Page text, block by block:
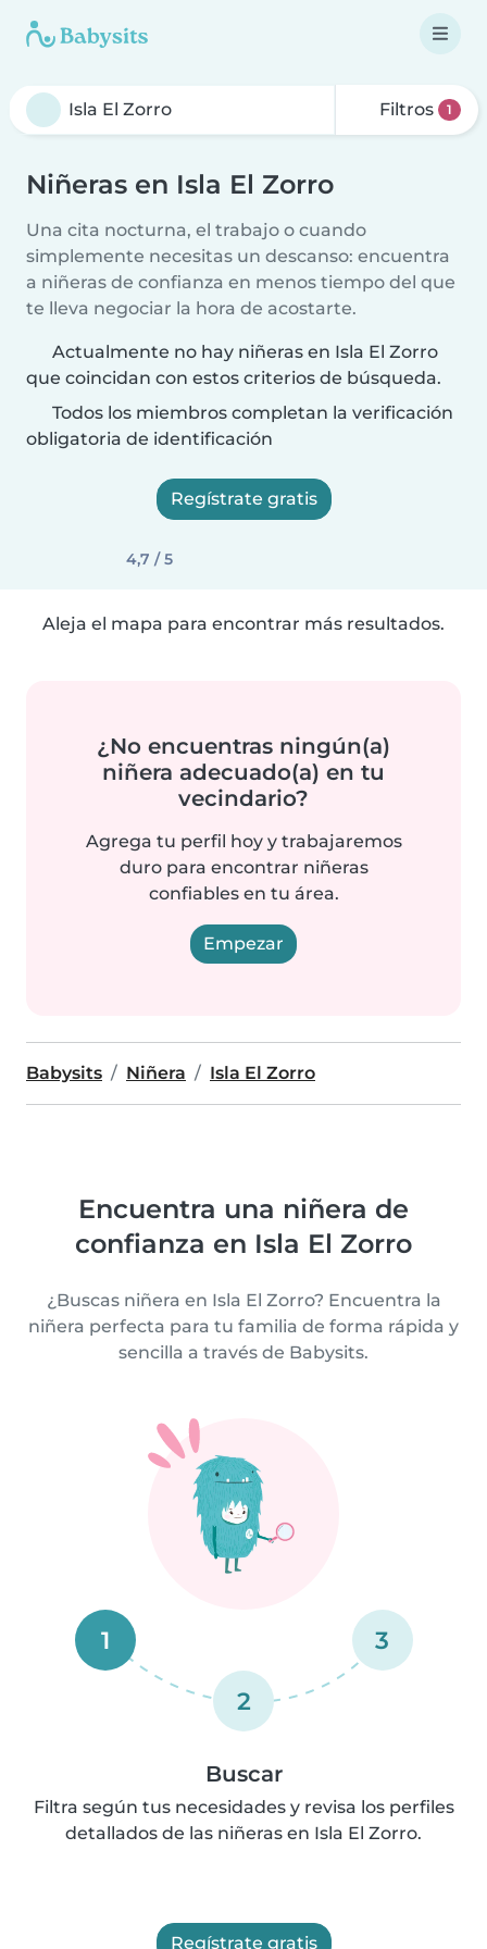
Filtros 1
Niñeras en Isla El Zorro
Una cita nocturna, el trabajo o cuando
simplemente necesitas un descanso: encuentra
a niñeras de confianza en menos tiempo del que
te lleva negociar la hora de acostarte.
Actualmente no hay niñeras en Isla El Zorro
que coincidan con estos criterios de búsqueda.
Todos los miembros completan la verificación
obligatoria de identificación
Regístrate gratis
4,7 / 5
Aleja el mapa para encontrar más resultados.
¿No encuentras ningún(a)
niñera adecuado(a) en tu
vecindario?
Agrega tu perfil hoy y trabajaremos
duro para encontrar niñeras
confiables en tu área.
Empezar
Babysits Niñera Isla El Zorro
Encuentra una niñera de
confianza en Isla El Zorro
¿Buscas niñera en Isla El Zorro? Encuentra la
niñera perfecta para tu familia de forma rápida y
sencilla a través de Babysits.
1
2
3
Buscar
Filtra según tus necesidades y revisa los perfiles
detallados de las niñeras en Isla El Zorro.
Regístrate gratis